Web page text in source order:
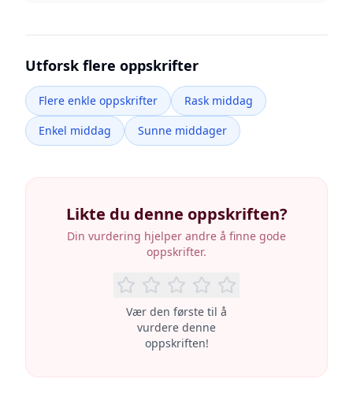
Utforsk flere oppskrifter
Flere enkle oppskrifter
Rask middag
Enkel middag
Sunne middager
Likte du denne oppskriften?
Din vurdering hjelper andre å finne gode
oppskrifter.
Vær den første til å
vurdere denne
oppskriften!